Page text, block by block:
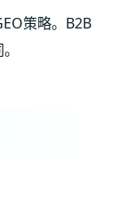
策略。B2B